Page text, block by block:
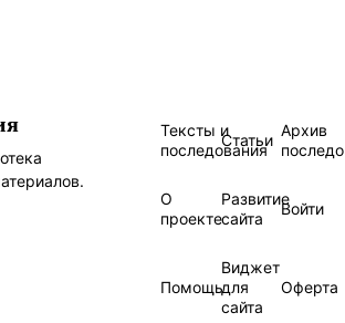
Тексты и
последования
Статьи
Архив
О
проекте
Развитие
сайта
Войти
Помощь
Виджет
для
сайта
Оферта